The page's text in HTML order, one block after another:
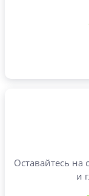
Оставайтесь на
и